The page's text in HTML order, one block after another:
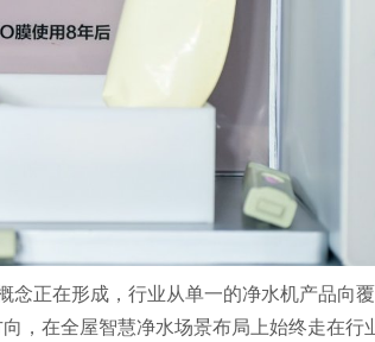
正在形成，行业从单一的净水机产品向覆
，在全屋智慧净水场景布局上始终走在行